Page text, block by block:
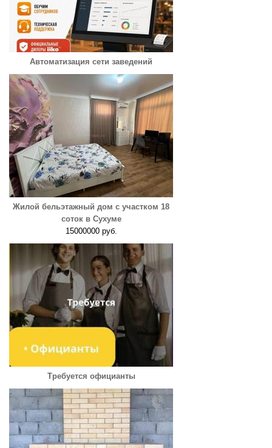
Автоматизация сети заведений
Жилой бельэтажный дом с участком 18
соток в Сухуме
15000000 руб.
Требуется официанты